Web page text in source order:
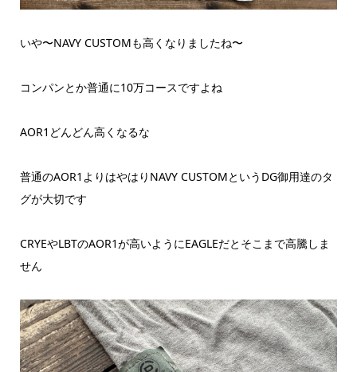
いや〜NAVY CUSTOMも高くなりましたね〜
コンパンとか普通に10万コースですよね
AOR1どんどん高くなるな
普通のAOR1よりはやはりNAVY CUSTOMというDG御用達のタ
グが大切です
CRYEやLBTのAOR1が高いようにEAGLEだとそこまで高騰しま
せん